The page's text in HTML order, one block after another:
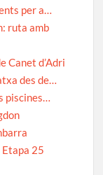
per a…
ruta amb
Canet d’Adri
des de…
piscines…
Etapa 25